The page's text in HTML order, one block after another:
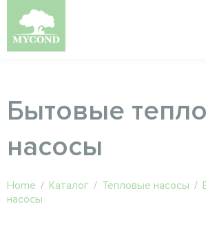
Бытовые
насосы
Home / Каталог / Тепловые насосы /
насосы